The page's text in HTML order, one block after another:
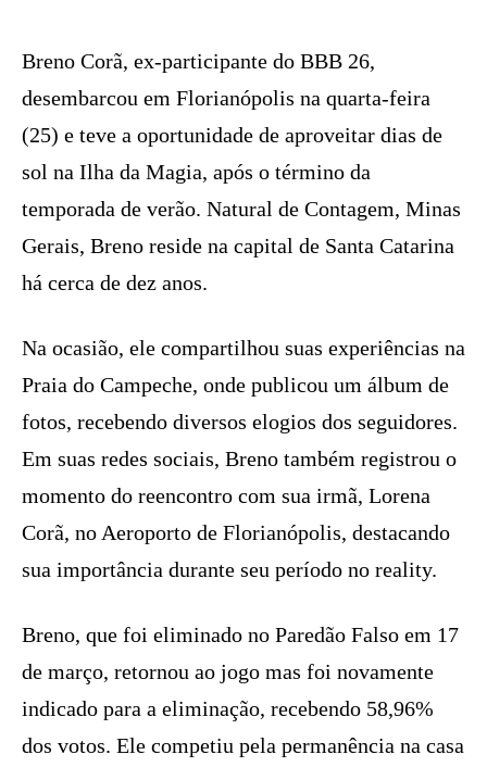
Breno Corã, ex-participante do BBB 26,
desembarcou em Florianópolis na quarta-feira
(25) e teve a oportunidade de aproveitar dias de
sol na Ilha da Magia, após o término da
temporada de verão. Natural de Contagem, Minas
Gerais, Breno reside na capital de Santa Catarina
há cerca de dez anos.
Na ocasião, ele compartilhou suas experiências na
Praia do Campeche, onde publicou um álbum de
fotos, recebendo diversos elogios dos seguidores.
Em suas redes sociais, Breno também registrou o
momento do reencontro com sua irmã, Lorena
Corã, no Aeroporto de Florianópolis, destacando
sua importância durante seu período no reality.
Breno, que foi eliminado no Paredão Falso em 17
de março, retornou ao jogo mas foi novamente
indicado para a eliminação, recebendo 58,96%
dos votos. Ele competiu pela permanência na casa